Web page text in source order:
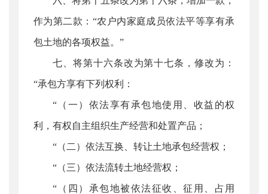
作为第二款：“农户内家庭成员依法平等享有承
包土地的各项权益。”
七、将第十六条改为第十七条，修改为：
“承包方享有下列权利：
“（一）依法享有承包地使用、收益的权
利，有权自主组织生产经营和处置产品；
“（二）依法互换、转让土地承包经营权；
“（三）依法流转土地经营权；
“（四）承包地被依法征收、征用、占用